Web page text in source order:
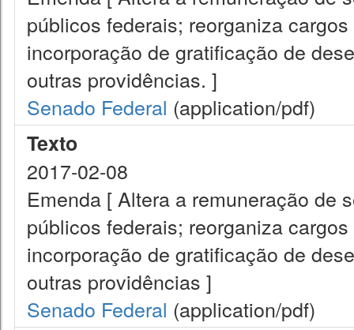
públicos federais; reorganiza
incorporação de gratificação de
outras providências. ]
Senado Federal (application/pdf)
Texto
2017-02-08
Emenda [ Altera a remuneração de
públicos federais; reorganiza
incorporação de gratificação de
outras providências ]
Senado Federal (application/pdf)